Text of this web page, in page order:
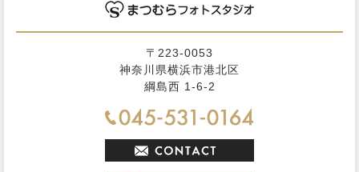
〒223-0053
神奈川県横浜市港北区
綱島西 1-6-2